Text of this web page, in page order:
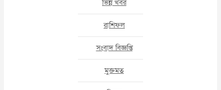
ভিন্ন খবর
রাশিফল
সংবাদ বিজ্ঞপ্তি
মুক্তমত